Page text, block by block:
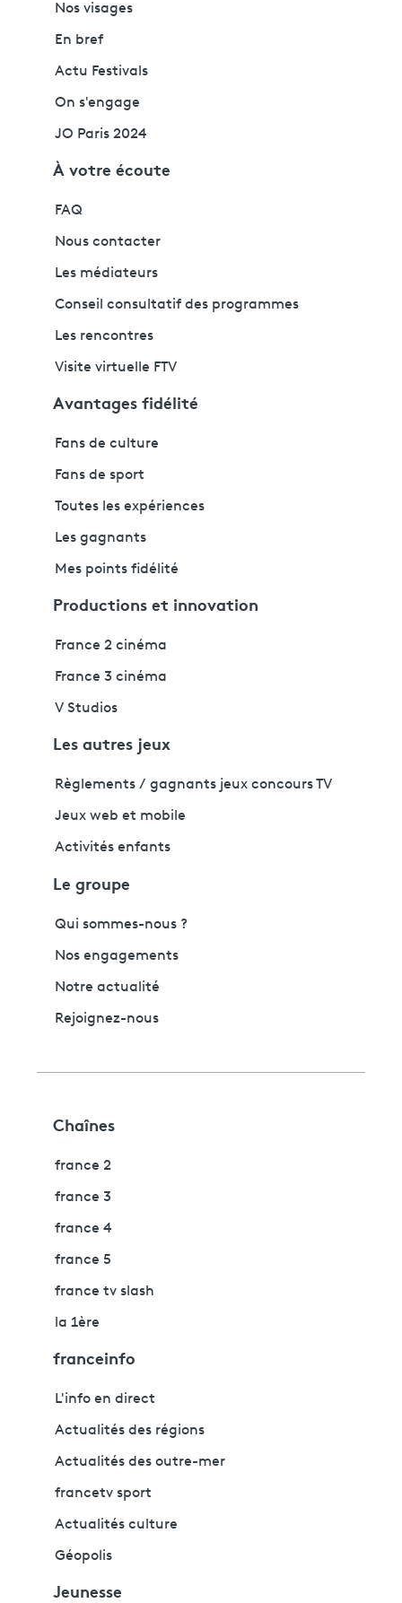
Nos visages
En bref
Actu Festivals
On s'engage
JO Paris 2024
À votre écoute
FAQ
Nous contacter
Les médiateurs
Conseil consultatif des programmes
Les rencontres
Visite virtuelle FTV
Avantages fidélité
Fans de culture
Fans de sport
Toutes les expériences
Les gagnants
Mes points fidélité
Productions et innovation
France 2 cinéma
France 3 cinéma
V Studios
Les autres jeux
Règlements / gagnants jeux concours TV
Jeux web et mobile
Activités enfants
Le groupe
Qui sommes-nous ?
Nos engagements
Notre actualité
Rejoignez-nous
Chaînes
france 2
france 3
france 4
france 5
france tv slash
la 1ère
franceinfo
L'info en direct
Actualités des régions
Actualités des outre-mer
francetv sport
Actualités culture
Géopolis
Jeunesse